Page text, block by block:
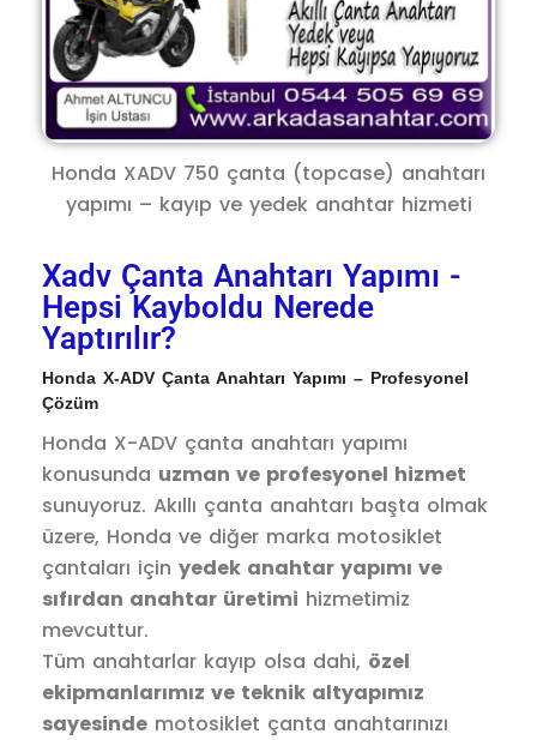
Honda XADV 750 çanta (topcase) anahtarı
yapımı – kayıp ve yedek anahtar hizmeti
Xadv Çanta Anahtarı Yapımı -
Hepsi Kayboldu Nerede
Yaptırılır?
Honda X-ADV Çanta Anahtarı Yapımı – Profesyonel
Çözüm
Honda X-ADV çanta anahtarı yapımı
konusunda uzman ve profesyonel hizmet
sunuyoruz. Akıllı çanta anahtarı başta olmak
üzere, Honda ve diğer marka motosiklet
çantaları için yedek anahtar yapımı ve
sıfırdan anahtar üretimi hizmetimiz
mevcuttur.
Tüm anahtarlar kayıp olsa dahi, özel
ekipmanlarımız ve teknik altyapımız
sayesinde motosiklet çanta anahtarınızı